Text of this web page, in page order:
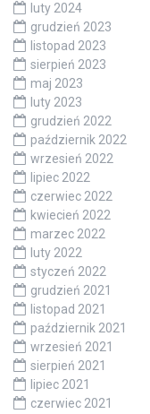
luty 2024
grudzień 2023
listopad 2023
sierpień 2023
maj 2023
luty 2023
grudzień 2022
październik 2022
wrzesień 2022
lipiec 2022
czerwiec 2022
kwiecień 2022
marzec 2022
luty 2022
styczeń 2022
grudzień 2021
listopad 2021
październik 2021
wrzesień 2021
sierpień 2021
lipiec 2021
czerwiec 2021